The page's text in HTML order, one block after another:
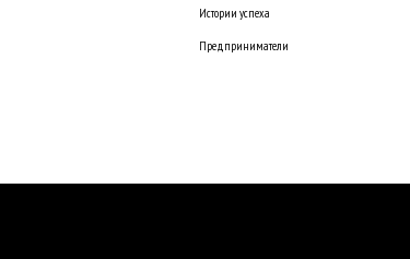
Истории успеха
Предприниматели